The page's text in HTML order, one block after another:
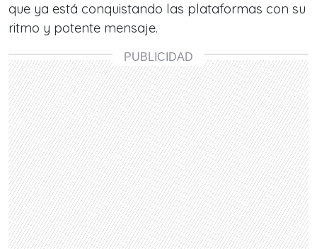
que ya está conquistando las plataformas con su
ritmo y potente mensaje.